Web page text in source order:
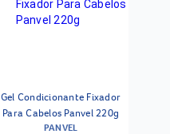
Gel Condicionante Fixador
Para Cabelos Panvel 220g
PANVEL